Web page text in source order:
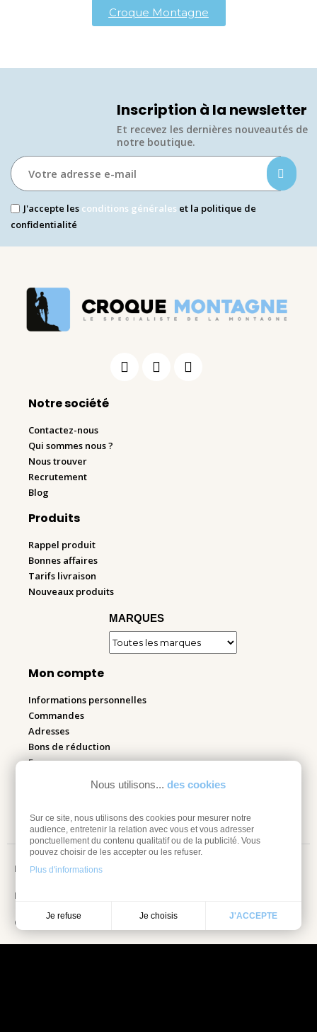
Nous utilisons... des cookies
Sur ce site, nous utilisons des cookies pour mesurer notre
audience, entretenir la relation avec vous et vous adresser
ponctuellement du contenu qualitatif ou de la publicité. Vous
pouvez choisir de les accepter ou les refuser.
Plus d'informations
Je refuse Je choisis J'ACCEPTE
Croque Montagne
Inscription à la newsletter
Et recevez les dernières nouveautés de
notre boutique.​
J'accepte les conditions générales et la politique de
confidentialité
Notre société
Contactez-nous
Qui sommes nous ?
Nous trouver
Recrutement
Blog
Produits
Rappel produit
Bonnes affaires
Tarifs livraison
Nouveaux produits
MARQUES
Mon compte
Informations personnelles
Commandes
Adresses
Bons de réduction
Espace pro
Mentions légales
Information sur les cookies
Conditions Générales de vente